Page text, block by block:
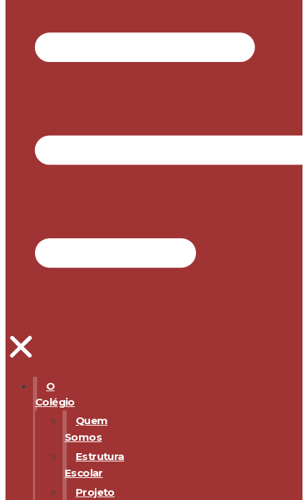
O
Colégio
Quem
Somos
Estrutura
Escolar
Projeto